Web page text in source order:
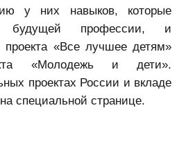
у них навыков, которые
профессии, и
проекта «Все лучшее детям»
«Молодежь и дети».
проектах России и вкладе
специальной странице.